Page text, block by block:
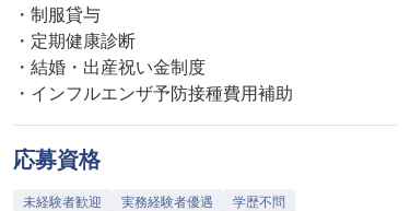
・制服貸与
・定期健康診断
・結婚・出産祝い金制度
・インフルエンザ予防接種費用補助
応募資格
未経験者歓迎 実務経験者優遇
学歴不問